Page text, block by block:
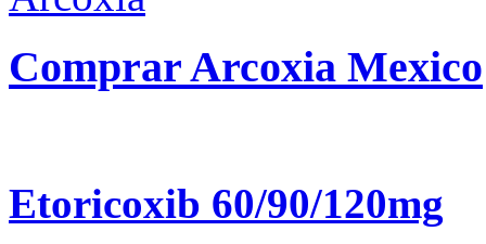
Comprar Arcoxia Mexico
Etoricoxib 60/90/120mg